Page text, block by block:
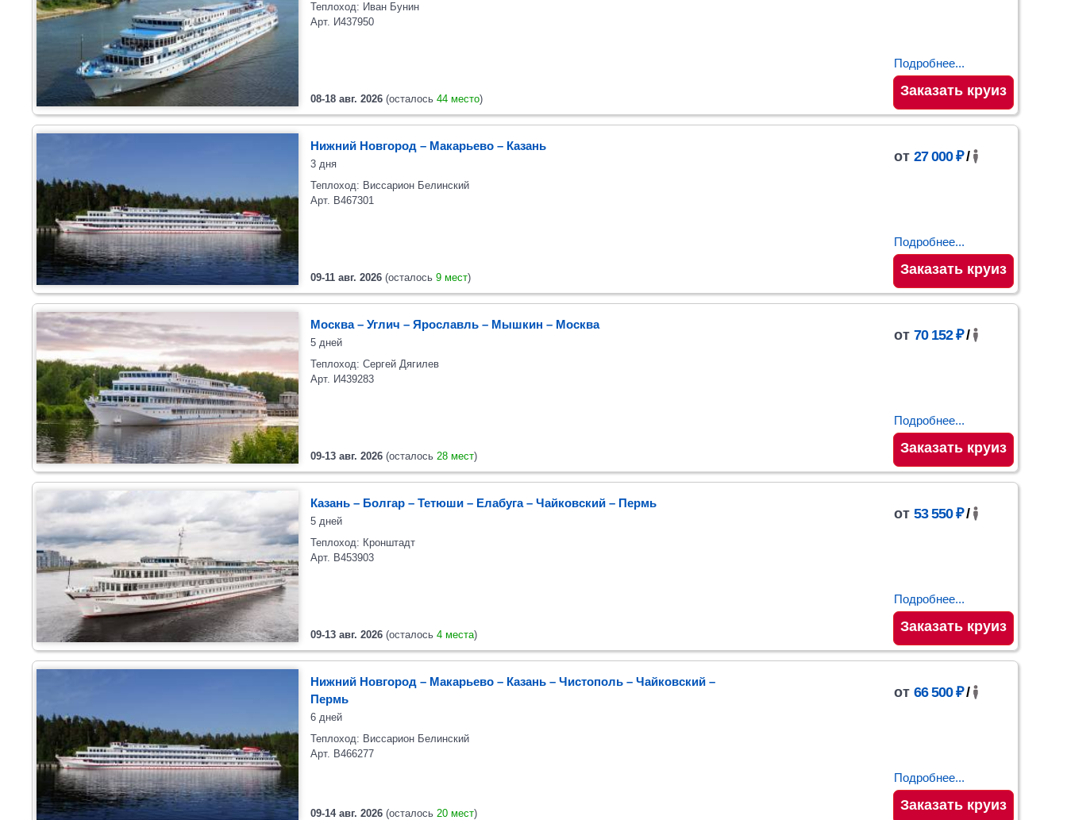
Теплоход: Иван Бунин
08-18 авг. 2026 (осталось 44 место)
Арт. И437950
Подробнее...
Заказать круиз
Нижний Новгород – Макарьево – Казань
3 дня
Теплоход: Виссарион Белинский
09-11 авг. 2026 (осталось 9 мест)
Арт. В467301
от 27 000 ₽/
Подробнее...
Заказать круиз
Москва – Углич – Ярославль – Мышкин – Москва
5 дней
Теплоход: Сергей Дягилев
09-13 авг. 2026 (осталось 28 мест)
Арт. И439283
от 70 152 ₽/
Подробнее...
Заказать круиз
Казань – Болгар – Тетюши – Елабуга – Чайковский – Пермь
5 дней
Теплоход: Кронштадт
09-13 авг. 2026 (осталось 4 места)
Арт. В453903
от 53 550 ₽/
Подробнее...
Заказать круиз
Нижний Новгород – Макарьево – Казань – Чистополь – Чайковский–
Пермь
6 дней
Теплоход: Виссарион Белинский
09-14 авг. 2026 (осталось 20 мест)
Арт. В466277
от 66 500 ₽/
Подробнее...
Заказать круиз